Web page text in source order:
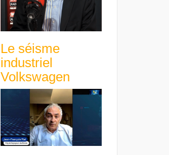
Le séisme
industriel
Volkswagen